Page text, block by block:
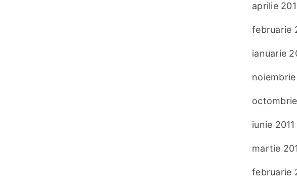
aprilie
februarie
ianuarie
noiembrie
octombrie
iunie 2011
martie
februarie